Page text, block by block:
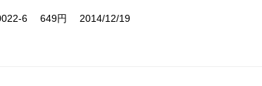
6 649円 2014/12/19